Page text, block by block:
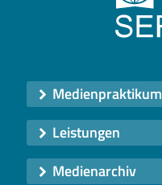
Medienpraktikum
Leistungen
Medienarchiv